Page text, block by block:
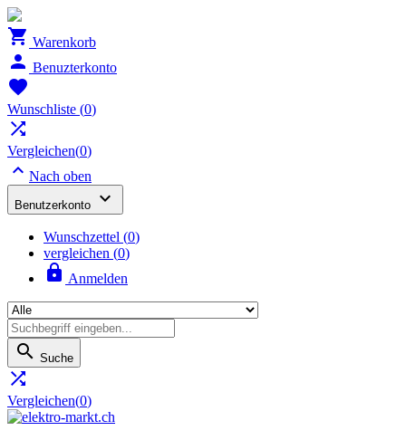
 Warenkorb
 Benuzterkonto

Wunschliste (0)

Vergleichen(0)
 Nach oben
Benutzerkonto 
Wunschzettel (0)
vergleichen (0)
 Anmelden
 Suche

Vergleichen(0)